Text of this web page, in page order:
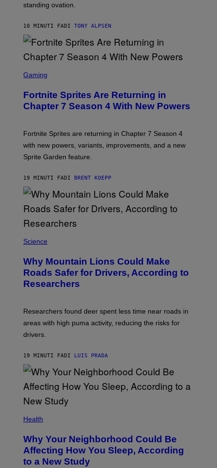
standing ovation.
10 MINUTI FADI TONY ALPSEN
C
E
N
S
T
E
P
I
G
M
S
Gaming
Fortnite Sprites Are Returning in
Chapter 7 Season 4 With New Powers
Fortnite Sprites are returning in Chapter 7 Season 4
with new powers, variants, improvements, and a new
Sprite Garden feature.
19 MINUTI FADI BRENT KOEPP
Science
Why Mountain Lions Could Make
Roads Safer for Drivers, According to
Researchers
Researchers found deer spent less time near roads in
areas with high puma activity, reducing the risks for
drivers.
19 MINUTI FADI LUIS PRADA
Health
Why Your Neighborhood Could Be
Affecting How You Sleep, According
to a New Study